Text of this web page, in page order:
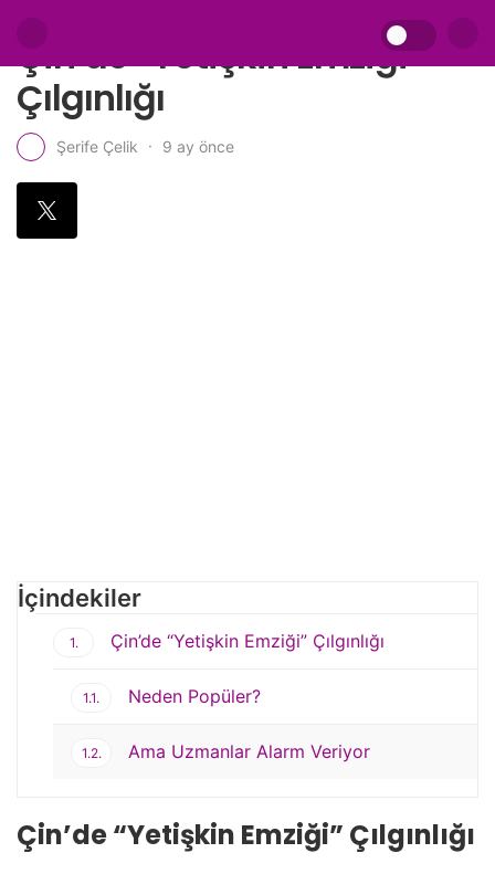
Çin’de “Yetişkin Emziği”
Çılgınlığı
Şerife Çelik 9 ay önce
İçindekiler
1. Çin’de “Yetişkin Emziği” Çılgınlığı
1.1. Neden Popüler?
1.2. Ama Uzmanlar Alarm Veriyor
Çin’de “Yetişkin Emziği” Çılgınlığı